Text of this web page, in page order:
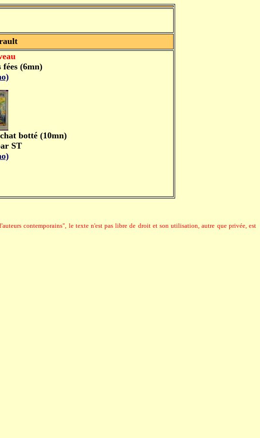
fées (6mn)
botté (10mn)
ST
contemporains", le texte n'est pas libre de droit et son utilisation, autre que privée, est